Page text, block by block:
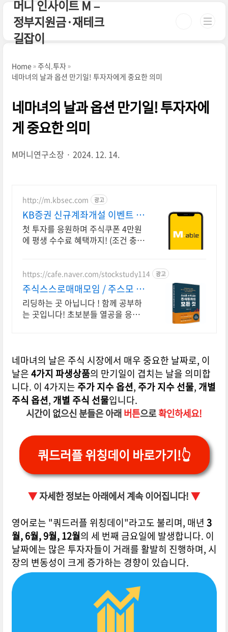
본문 바로가기
머니 인사이트 M –
정부지원금·재테크
길잡이
Home
주식.투자
네마녀의 날과 옵션 만기일! 투자자에게 중요한 의미
네마녀의 날과 옵션 만기일! 투자자에
게 중요한 의미
M머니연구소장 2024. 12. 14.
http://m.kbsec.com 광고
KB증권 신규계좌개설 이벤트 국
내주식쿠폰 최대 5만원
첫 투자를 응원하며 주식쿠폰 4만원
에 평생 수수료 혜택까지! (조건 충족
https://cafe.naver.com/stockstudy114 광고
주식스스로매매모임 / 주스모 스
스로 공부법을 배웁니다 !
리딩하는 곳 아닙니다 ! 함께 공부하
는 곳입니다! 초보분들 열공을 응원
네마녀의 날은 주식 시장에서 매우 중요한 날짜로, 이
날은4가지 파생상품의 만기일이 겹치는 날을 의미합
니다. 이 4가지는 주가 지수 옵션, 주가 지수 선물, 개별
주식 옵션, 개별 주식 선물입니다.
시간이 없으신 분들은 아래버튼으로확인하세요!
쿼드러플 위칭데이 바로가기!👆
▼자세한 정보는 아래에서 계속 이어집니다! ▼
영어로는 "쿼드러플 위칭데이"라고도 불리며, 매년 3
월, 6월, 9월, 12월의 세 번째 금요일에 발생합니다. 이
날짜에는 많은 투자자들이 거래를 활발히 진행하며, 시
장의 변동성이 크게 증가하는 경향이 있습니다.